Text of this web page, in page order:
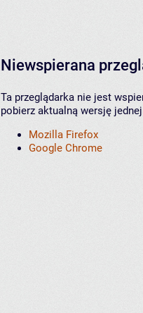
Niewspierana
Ta przeglądarka nie jest
pobierz aktualną wersję
Mozilla Firefox
Google Chrome